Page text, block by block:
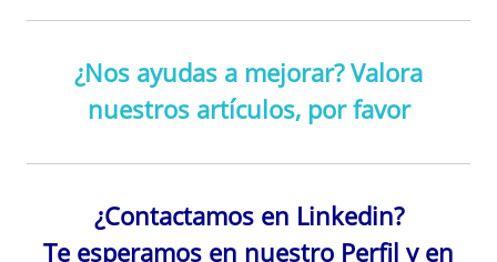
¿Nos ayudas a mejorar? Valora
nuestros artículos, por favor
¿Contactamos en Linkedin?
Te esperamos en nuestro Perfil y en